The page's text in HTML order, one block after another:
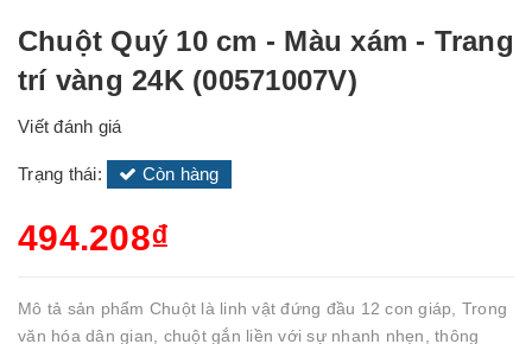
Chuột Quý 10 cm - Màu xám - Trang
trí vàng 24K (00571007V)
Viết đánh giá
Trạng thái: Còn hàng
494.208₫
Mô tả sản phẩm Chuột là linh vật đứng đầu 12 con giáp, Trong
văn hóa dân gian, chuột gắn liền với sự nhanh nhẹn, thông